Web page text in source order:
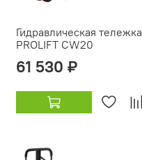
Гидравлическая тележка
PROLIFT CW20
61 530 ₽